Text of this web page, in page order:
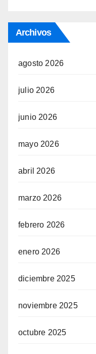
Archivos
agosto 2026
julio 2026
junio 2026
mayo 2026
abril 2026
marzo 2026
febrero 2026
enero 2026
diciembre 2025
noviembre 2025
octubre 2025